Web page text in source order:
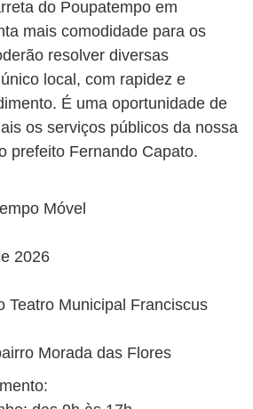
do Poupatempo em
mais comodidade para os
resolver diversas
local, com rapidez e
É uma oportunidade de
os serviços públicos da nossa
prefeito Fernando Capato.
Móvel
2026
Teatro Municipal Franciscus
Morada das Flores